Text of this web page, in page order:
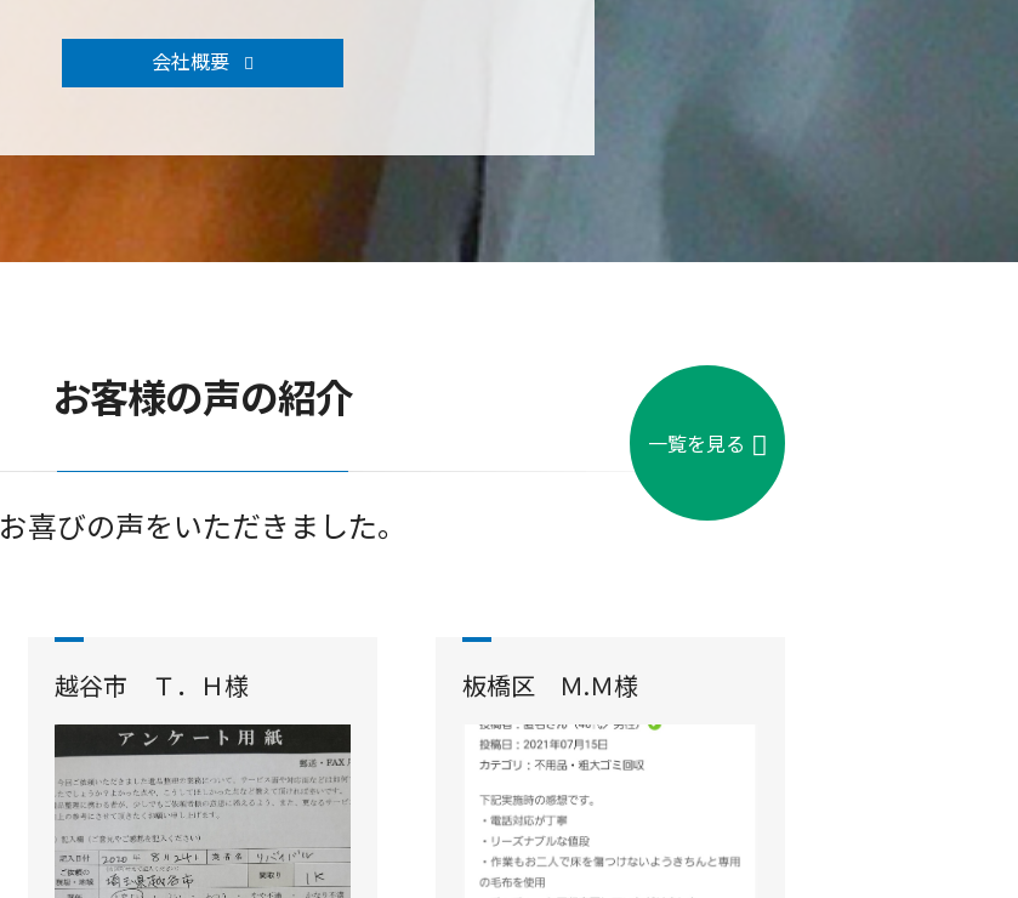
会社概要
お客様の声の紹介
お喜びの声をいただきました。
一覧を見る
越谷市 Ｔ．Ｈ様 板橋区 Ｍ.Ｍ様